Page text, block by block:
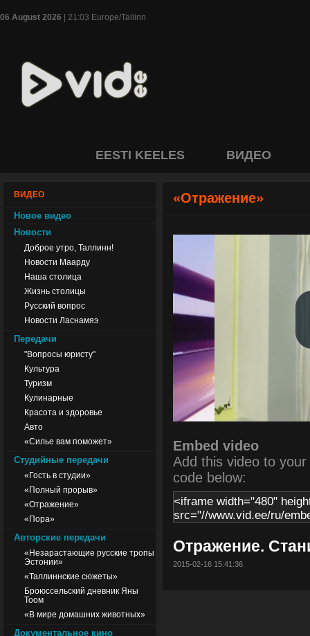
06 August 2026 | 21:03 Europe/Tallinn
EESTI KEELES ВИДЕО
ВИДЕО
Новое видео
Новости
Доброе утро, Таллинн!
Новости Маарду
Наша столица
Жизнь столицы
Русский вопрос
Новости Ласнамяэ
Передачи
"Вопросы юристу"
Культура
Туризм
Кулинарные
Красота и здоровье
Авто
«Силье вам поможет»
Студийные передачи
«Гость в студии»
«Полный прорыв»
«Отражение»
«Пора»
Авторские передачи
«Незарастающие русские тропы
Эстонии»
«Таллиннские сюжеты»
Броюссельский дневник Яны
Тоом
«В мире домашних животных»
Документальное кино
«Отражение»
Embed video
Add this video to
code below:
Отражение.
2015-02-16 15:41:36